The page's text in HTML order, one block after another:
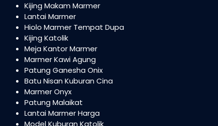
Kijing Makam Marmer
Lantai Marmer
Hiolo Marmer Tempat Dupa
Kijing Katolik
Meja Kantor Marmer
Marmer Kawi Agung
Patung Ganesha Onix
Batu Nisan Kuburan Cina
Marmer Onyx
Patung Malaikat
Lantai Marmer Harga
Model Kuburan Katolik